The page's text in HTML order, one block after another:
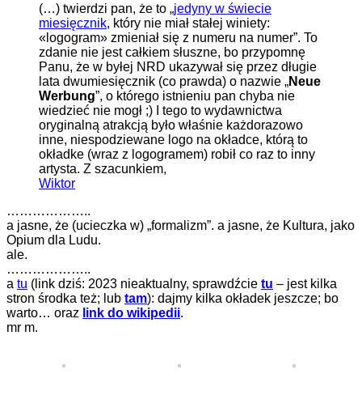
(…) twierdzi pan, że to „jedyny w świecie
miesięcznik, który nie miał stałej winiety:
«logogram» zmieniał się z numeru na numer”. To
zdanie nie jest całkiem słuszne, bo przypomnę
Panu, że w byłej NRD ukazywał się przez długie
lata dwumiesięcznik (co prawda) o nazwie „Neue
Werbung”, o którego istnieniu pan chyba nie
wiedzieć nie mogł ;) I tego to wydawnictwa
oryginalną atrakcją było właśnie każdorazowo
inne, niespodziewane logo na okładce, którą to
okładke (wraz z logogramem) robił co raz to inny
artysta. Z szacunkiem,
Wiktor
………………..
a jasne, że (ucieczka w) „formalizm”. a jasne, że Kultura, jako
Opium dla Ludu.
ale.
………………..
a tu (link dziś: 2023 nieaktualny, sprawdźcie tu – jest kilka
stron środka też; lub tam): dajmy kilka okładek jeszcze; bo
warto… oraz link do wikipedii.
mr m.